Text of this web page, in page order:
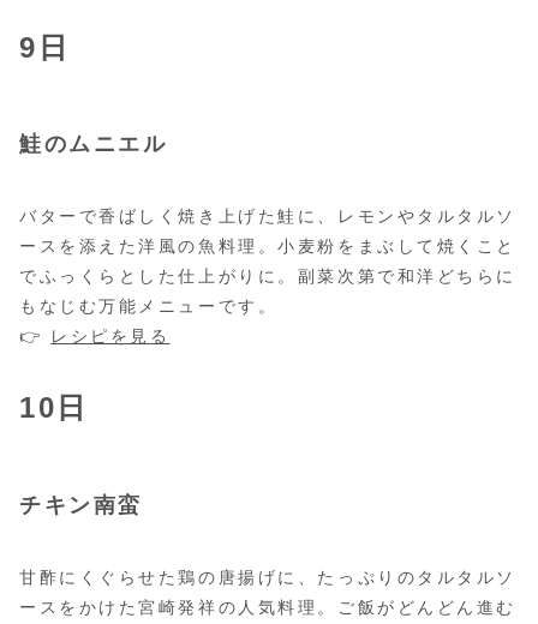
9日
鮭のムニエル
バターで香ばしく焼き上げた鮭に、レモンやタルタルソ
ースを添えた洋風の魚料理。小麦粉をまぶして焼くこと
でふっくらとした仕上がりに。副菜次第で和洋どちらに
もなじむ万能メニューです。
👉
レシピを見る
10日
チキン南蛮
甘酢にくぐらせた鶏の唐揚げに、たっぷりのタルタルソ
ースをかけた宮崎発祥の人気料理。ご飯がどんどん進む